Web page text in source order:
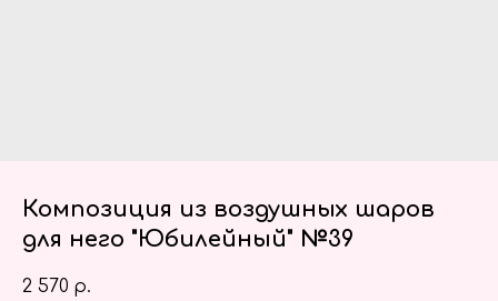
Композиция из воздушных шаров
для него "Юбилейный" №39
2 570 р.